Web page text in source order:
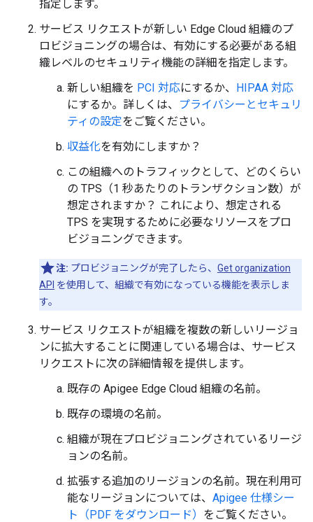
指定します。
サービス リクエストが新しい Edge Cloud 組織のプ
ロビジョニングの場合は、有効にする必要がある組
織レベルのセキュリティ機能の詳細を指定します。
新しい組織を PCI 対応にするか、 HIPAA 対応
にするか。詳しくは、
プライバシーとセキュリ
ティの設定をご覧ください。
収益化を有効にしますか？
この組織へのトラフィックとして、どのくらい
の TPS（1 秒あたりのトランザクション数）が
想定されますか？ これにより、想定される
TPS を実現するために必要なリソースをプロ
ビジョニングできます。
注: プロビジョニングが完了したら、 Get organization
API を使用して、組織で有効になっている機能を表示しま
す。
サービス リクエストが組織を複数の新しいリージョ
ンに拡大することに関連している場合は、サービス
リクエストに次の詳細情報を提供します。
既存の Apigee Edge Cloud 組織の名前。
既存の環境の名前。
組織が現在プロビジョニングされているリージ
ョンの名前。
拡張する追加のリージョンの名前。現在利用可
能なリージョンについては、 Apigee 仕様シー
ト（PDF をダウンロード） をご覧ください。